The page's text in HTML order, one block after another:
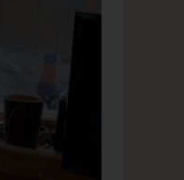
Seine Funktionalität ist